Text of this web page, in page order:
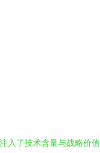
入了技术含量与战略价